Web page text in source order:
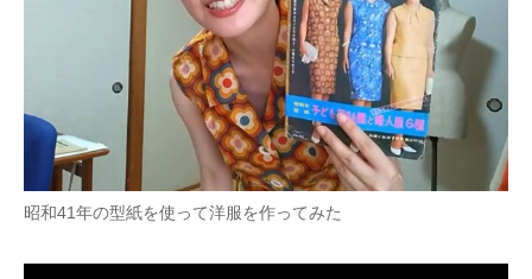
AI活用のいまが分かる
企業ITのトレンドを詳説
経営リーダーのコミュニティ
マーケ×ITの今がよく分かる
ITエンジニア向け専門サイト
昭和41年の型紙を使って洋服を作ってみた